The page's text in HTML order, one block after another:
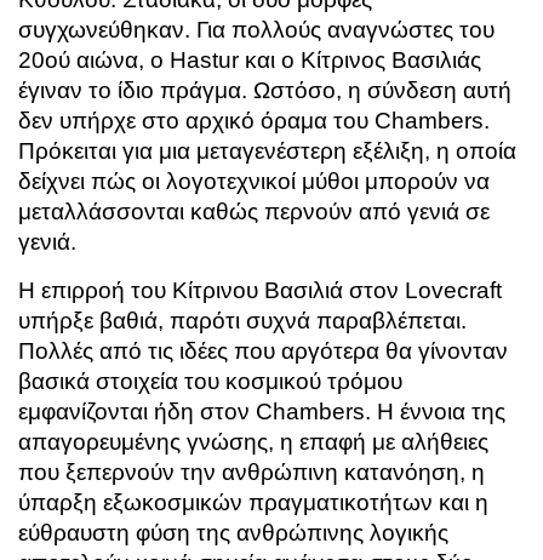
συγχωνεύθηκαν. Για πολλούς αναγνώστες του
20ού αιώνα, ο Hastur και ο Κίτρινος Βασιλιάς
έγιναν το ίδιο πράγμα. Ωστόσο, η σύνδεση αυτή
δεν υπήρχε στο αρχικό όραμα του Chambers.
Πρόκειται για μια μεταγενέστερη εξέλιξη, η οποία
δείχνει πώς οι λογοτεχνικοί μύθοι μπορούν να
μεταλλάσσονται καθώς περνούν από γενιά σε
γενιά.
Η επιρροή του Κίτρινου Βασιλιά στον Lovecraft
υπήρξε βαθιά, παρότι συχνά παραβλέπεται.
Πολλές από τις ιδέες που αργότερα θα γίνονταν
βασικά στοιχεία του κοσμικού τρόμου
εμφανίζονται ήδη στον Chambers. Η έννοια της
απαγορευμένης γνώσης, η επαφή με αλήθειες
που ξεπερνούν την ανθρώπινη κατανόηση, η
ύπαρξη εξωκοσμικών πραγματικοτήτων και η
εύθραυστη φύση της ανθρώπινης λογικής